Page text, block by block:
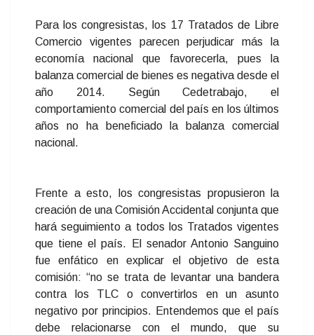
Para los congresistas, los 17 Tratados de Libre
Comercio vigentes parecen perjudicar más la
economía nacional que favorecerla, pues la
balanza comercial de bienes es negativa desde el
año 2014. Según Cedetrabajo, el
comportamiento comercial del país en los últimos
años no ha beneficiado la balanza comercial
nacional.
Frente a esto, los congresistas propusieron la
creación de una Comisión Accidental conjunta que
hará seguimiento a todos los Tratados vigentes
que tiene el país. El senador Antonio Sanguino
fue enfático en explicar el objetivo de esta
comisión: “no se trata de levantar una bandera
contra los TLC o convertirlos en un asunto
negativo por principios. Entendemos que el país
debe relacionarse con el mundo, que su